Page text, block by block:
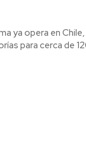
ya opera en Chile,
para cerca de